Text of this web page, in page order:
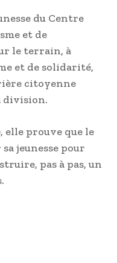
du Centre
et de
le terrain, à
et de solidarité,
citoyenne
division.
prouve que le
jeunesse pour
pas à pas, un